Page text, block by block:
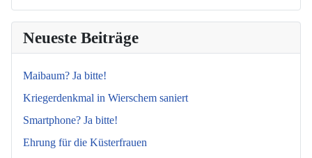
Neueste Beiträge
Maibaum? Ja bitte!
Kriegerdenkmal in Wierschem saniert
Smartphone? Ja bitte!
Ehrung für die Küsterfrauen